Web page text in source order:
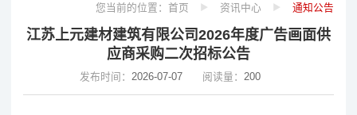
您当前的位置： 首页 资讯中心 通知公告
江苏上元建材建筑有限公司2026年度广告画面供
应商采购二次招标公告
发布时间： 2026-07-07 阅读量： 200